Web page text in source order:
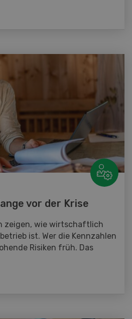
vor der Krise
zeigen, wie wirtschaftlich
ist. Wer die Kennzahlen
Risiken früh. Das